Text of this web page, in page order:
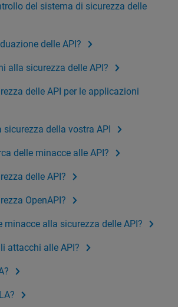
del sistema di sicurezza delle
delle API?
alla sicurezza delle API?
delle API per le applicazioni
sicurezza della vostra API
delle minacce alle API?
delle API?
OpenAPI?
minacce alla sicurezza delle API?
attacchi alle API?